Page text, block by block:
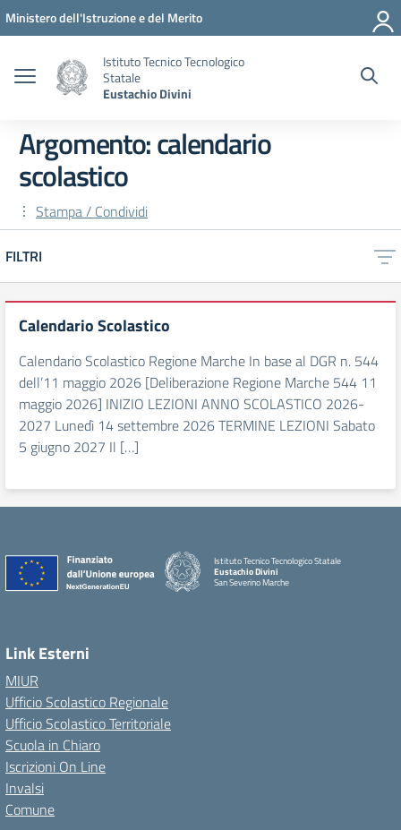
Vai ai contenuti
Vai al menu di navigazione
Vai al footer
Ministero dell'Istruzione e del Merito
Istituto Tecnico Tecnologico
Statale
Eustachio Divini
Argomento: calendario
scolastico
Stampa / Condividi
FILTRI
Calendario Scolastico
Calendario Scolastico Regione Marche In base al DGR n. 544
dell’11 maggio 2026 [Deliberazione Regione Marche 544 11
maggio 2026] INIZIO LEZIONI ANNO SCOLASTICO 2026-
2027 Lunedì 14 settembre 2026 TERMINE LEZIONI Sabato
5 giugno 2027 Il […]
Istituto Tecnico Tecnologico Statale
Eustachio Divini
San Severino Marche
Link Esterni
MIUR
Ufficio Scolastico Regionale
Ufficio Scolastico Territoriale
Scuola in Chiaro
Iscrizioni On Line
Invalsi
Comune